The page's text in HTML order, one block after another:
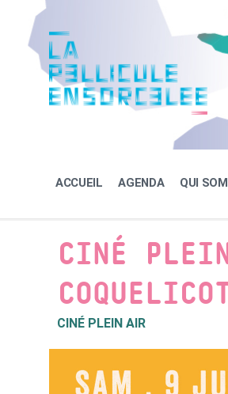
content
navigation
footer
ACCUEIL AGENDA QUI
CINÉ
CINÉ PLEIN AIR